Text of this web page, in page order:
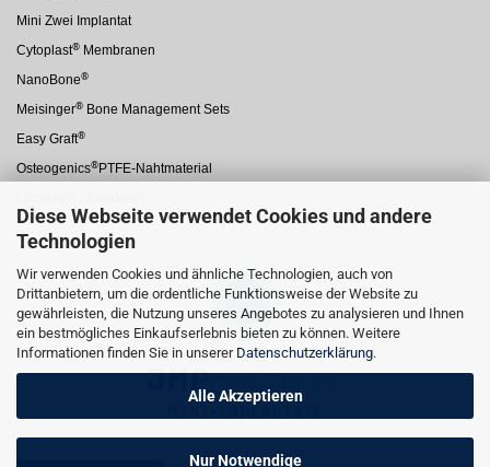
Diese Webseite verwendet Cookies und andere
Technologien
Wir verwenden Cookies und ähnliche Technologien, auch von
Drittanbietern, um die ordentliche Funktionsweise der Website zu
gewährleisten, die Nutzung unseres Angebotes zu analysieren und Ihnen
ein bestmögliches Einkaufserlebnis bieten zu können. Weitere
Informationen finden Sie in unserer Datenschutzerklärung.
Alle Akzeptieren
Nur Notwendige
Mini Zwei Implantat
Cytoplast® Membranen
NanoBone®
Meisinger® Bone Management Sets
Easy Graft®
Osteogenics® PTFE-Nahtmaterial